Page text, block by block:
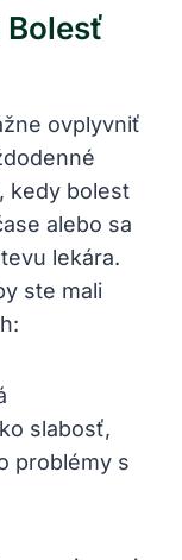
Bolesť
ovplyvniť
kedy bolest
alebo sa
lekára.
ste mali
slabosť,
problémy s